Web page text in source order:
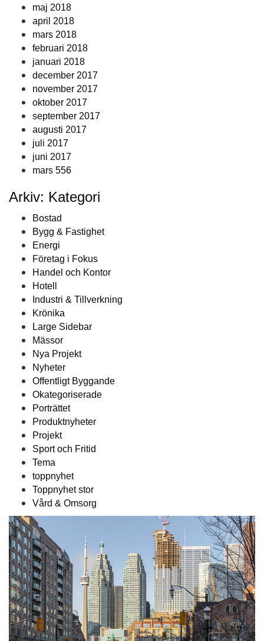
maj 2018
april 2018
mars 2018
februari 2018
januari 2018
december 2017
november 2017
oktober 2017
september 2017
augusti 2017
juli 2017
juni 2017
mars 556
Arkiv: Kategori
Bostad
Bygg & Fastighet
Energi
Företag i Fokus
Handel och Kontor
Hotell
Industri & Tillverkning
Krönika
Large Sidebar
Mässor
Nya Projekt
Nyheter
Offentligt Byggande
Okategoriserade
Porträttet
Produktnyheter
Projekt
Sport och Fritid
Tema
toppnyhet
Toppnyhet stor
Vård & Omsorg